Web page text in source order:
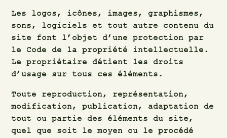
Les logos, icônes, images, graphismes,
sons, logiciels et tout autre contenu du
site font l’objet d’une protection par
le Code de la propriété intellectuelle.
Le propriétaire détient les droits
d’usage sur tous ces éléments.
Toute reproduction, représentation,
modification, publication, adaptation de
tout ou partie des éléments du site,
quel que soit le moyen ou le procédé